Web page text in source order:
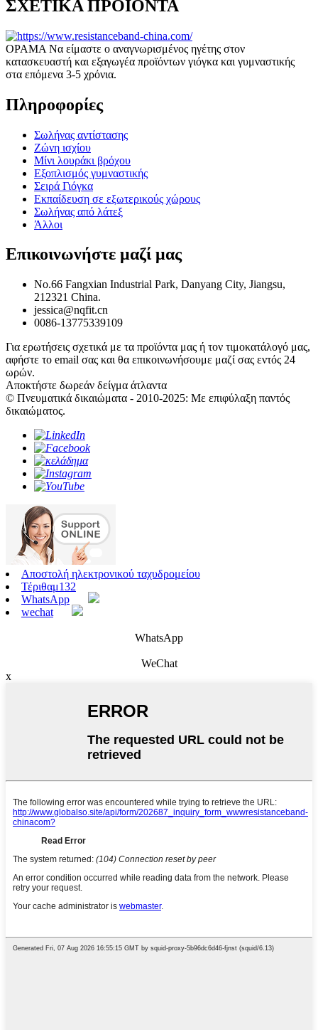
ΣΧΕΤΙΚΑ ΠΡΟΪΟΝΤΑ
ΟΡΑΜΑ Να είμαστε ο αναγνωρισμένος ηγέτης στον
κατασκευαστή και εξαγωγέα προϊόντων γιόγκα και γυμναστικής
στα επόμενα 3-5 χρόνια.
Πληροφορίες
Σωλήνας αντίστασης
Ζώνη ισχίου
Μίνι λουράκι βρόχου
Εξοπλισμός γυμναστικής
Σειρά Γιόγκα
Εκπαίδευση σε εξωτερικούς χώρους
Σωλήνας από λάτεξ
Άλλοι
Επικοινωνήστε μαζί μας
No.66 Fangxian Industrial Park, Danyang City, Jiangsu,
212321 China.
jessica@nqfit.cn
0086-13775339109
Για ερωτήσεις σχετικά με τα προϊόντα μας ή τον τιμοκατάλογό μας,
αφήστε το email σας και θα επικοινωνήσουμε μαζί σας εντός 24
ωρών.
Αποκτήστε δωρεάν δείγμα άτλαντα
© Πνευματικά δικαιώματα - 2010-2025: Με επιφύλαξη παντός
δικαιώματος.
Αποστολή ηλεκτρονικού ταχυδρομείου
Τέριθαμ132
WhatsApp
wechat
WhatsApp
WeChat
x